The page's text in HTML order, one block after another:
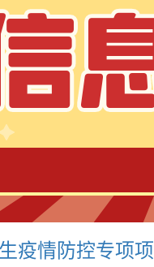
疫情防控专项